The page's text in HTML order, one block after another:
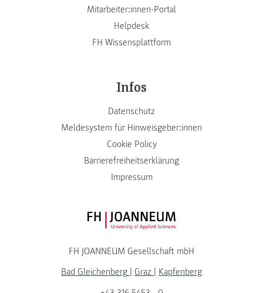
Mitarbeiter:innen-Portal
Helpdesk
FH Wissensplattform
Infos
Datenschutz
Meldesystem für Hinweisgeber:innen
Cookie Policy
Barrierefreiheitserklärung
Impressum
FH JOANNEUM Logo
FH JOANNEUM Gesellschaft mbH
Bad Gleichenberg
Graz
Kapfenberg